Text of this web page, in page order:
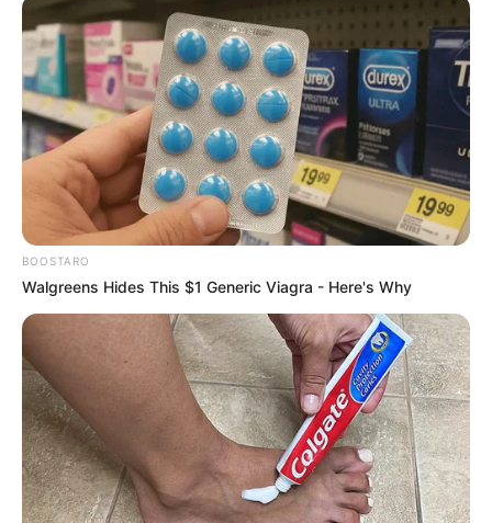
BOOSTARO
Walgreens Hides This $1 Generic Viagra - Here's Why